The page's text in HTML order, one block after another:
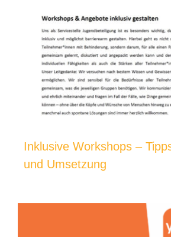
Inklusive Workshops –
und Umsetzung